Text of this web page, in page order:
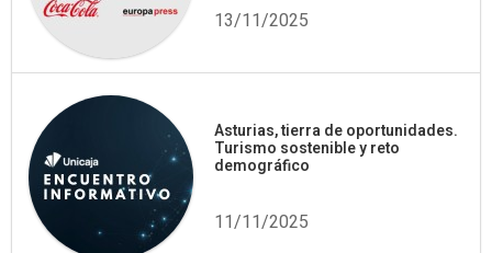
13/11/2025
Asturias, tierra de oportunidades.
Turismo sostenible y reto
demográfico
11/11/2025